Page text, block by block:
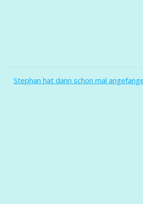
Stephan hat dann schon mal